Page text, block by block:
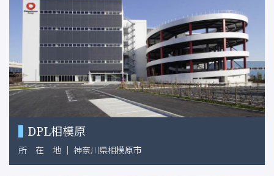
DPL相模原
所 在 地 ｜ 神奈川県相模原市